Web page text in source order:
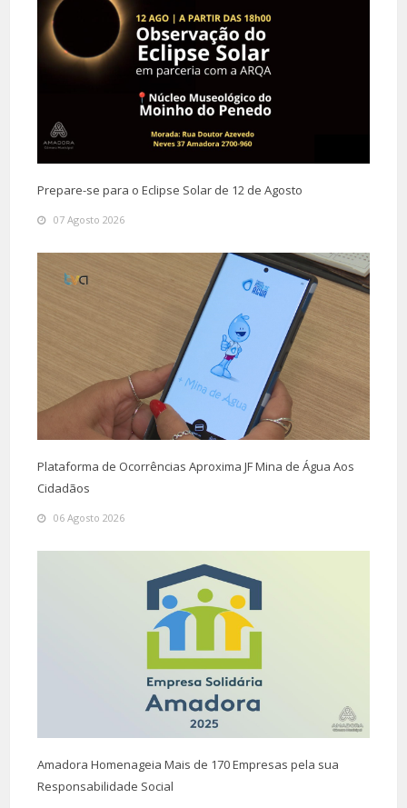
Prepare-se para o Eclipse Solar de 12 de Agosto
07 Agosto 2026
Plataforma de Ocorrências Aproxima JF Mina de Água Aos
Cidadãos
06 Agosto 2026
Amadora Homenageia Mais de 170 Empresas pela sua
Responsabilidade Social